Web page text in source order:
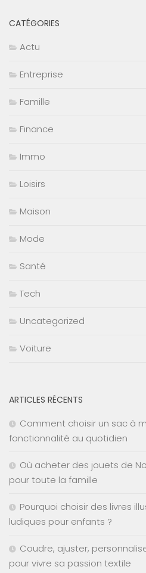
CATÉGORIES
Actu
Entreprise
Famille
Finance
Immo
Loisirs
Maison
Mode
Santé
Tech
Uncategorized
Voiture
ARTICLES RÉCENTS
Comment choisir un sac à
fonctionnalité au quotidien
Où acheter des jouets de
pour toute la famille
Pourquoi choisir des livres
ludiques pour enfants ?
Coudre, ajuster,
pour vivre sa passion textile